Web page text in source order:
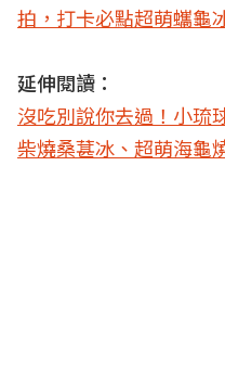
拍，打卡必點超萌蠵龜
延伸閱讀：
沒吃別說你去過！小琉
柴燒桑葚冰、超萌海龜